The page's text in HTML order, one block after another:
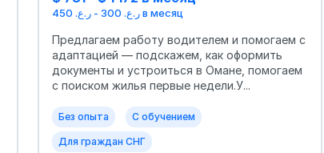
ر.ع. 300 - ر.ع. 450 в месяц
Предлагаем работу водителем и помогаем с
адаптацией — подскажем, как оформить
документы и устроиться в Омане, помогаем
с поиском жилья первые недели.У...
Без опыта С обучением
Для граждан СНГ